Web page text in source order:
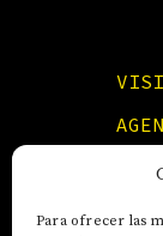
Para ofrecer las